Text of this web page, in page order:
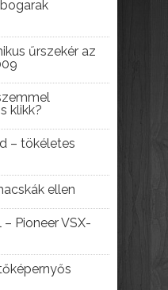
űrszekér az
klikk?
– tökéletes
ellen
Pioneer VSX-